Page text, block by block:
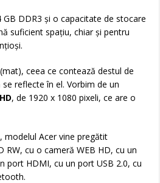
DDR3 și o capacitate de stocare
suficient spațiu, chiar și pentru
ceea ce contează destul de
reflecte în el. Vorbim de un
, de 1920 x 1080 pixeli, ce are o
modelul Acer vine pregătit
RW, cu o cameră WEB HD, cu un
port HDMI, cu un port USB 2.0, cu